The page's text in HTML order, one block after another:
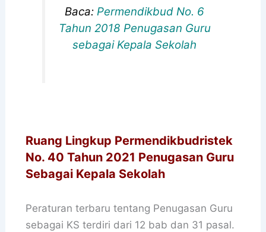
Baca: Permendikbud No. 6
Tahun 2018 Penugasan Guru
sebagai Kepala Sekolah
Ruang Lingkup Permendikbudristek
No. 40 Tahun 2021 Penugasan Guru
Sebagai Kepala Sekolah
Peraturan terbaru tentang Penugasan Guru
sebagai KS terdiri dari 12 bab dan 31 pasal.